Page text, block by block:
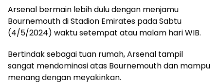
Arsenal bermain lebih dulu dengan menjamu
Bournemouth di Stadion Emirates pada Sabtu
(4/5/2024) waktu setempat atau malam hari WIB.
Bertindak sebagai tuan rumah, Arsenal tampil
sangat mendominasi atas Bournemouth dan mampu
menang dengan meyakinkan.